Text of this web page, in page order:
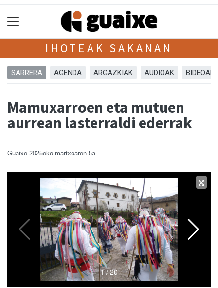
IHOTEAK SAKANAN
SARRERA AGENDA ARGAZKIAK AUDIOAK BIDEOAK
Mamuxarroen eta mutuen
aurrean lasterraldi ederrak
Guaixe 2025eko martxoaren 5a